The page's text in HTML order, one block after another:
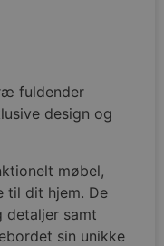
fuldender
design og
møbel,
til dit hjem. De
detaljer samt
sin unikke